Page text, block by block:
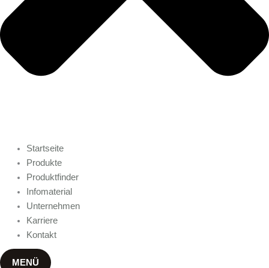
Startseite
Produkte
Produktfinder
Infomaterial
Unternehmen
Karriere
Kontakt
MENÜ